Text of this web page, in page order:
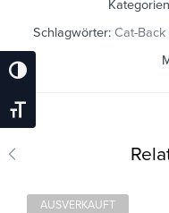
Umschalten Auf Hohe
Schrift Vergrößern
Schlagwörter: Cat-
AUSVERKAUFT